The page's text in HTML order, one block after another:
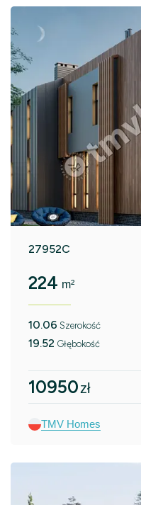
27952C
224 m²
10.06 Szerokość
19.52 Głębokość
10950zł
TMV Homes